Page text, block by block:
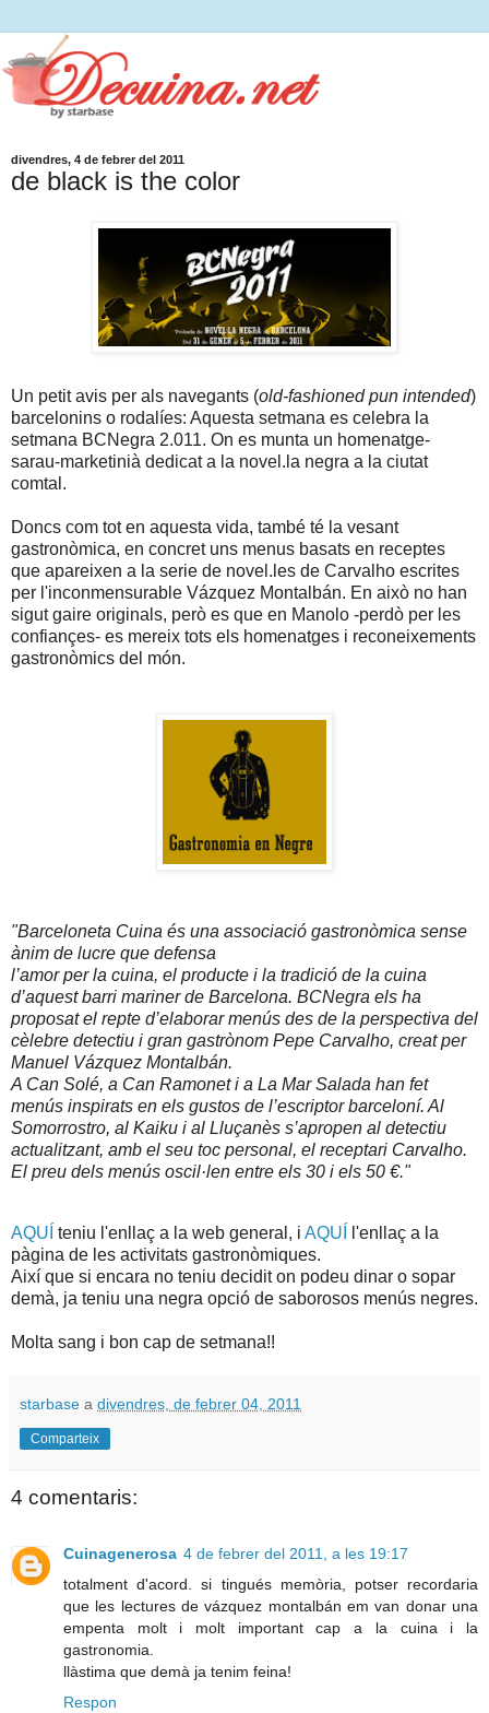
divendres, 4 de febrer del 2011
de black is the color
Un petit avis per als navegants (old-fashioned pun intended)
barcelonins o rodalíes: Aquesta setmana es celebra la
setmana BCNegra 2.011. On es munta un homenatge-
sarau-marketinià dedicat a la novel.la negra a la ciutat
comtal.
Doncs com tot en aquesta vida, també té la vesant
gastronòmica, en concret uns menus basats en receptes
que apareixen a la serie de novel.les de Carvalho escrites
per l'inconmensurable Vázquez Montalbán. En això no han
sigut gaire originals, però es que en Manolo -perdò per les
confiançes- es mereix tots els homenatges i reconeixements
gastronòmics del món.
"Barceloneta Cuina és una associació gastronòmica sense
ànim de lucre que defensa
l’amor per la cuina, el producte i la tradició de la cuina
d’aquest barri mariner de Barcelona. BCNegra els ha
proposat el repte d’elaborar menús des de la perspectiva del
cèlebre detectiu i gran gastrònom Pepe Carvalho, creat per
Manuel Vázquez Montalbán.
A Can Solé, a Can Ramonet i a La Mar Salada han fet
menús inspirats en els gustos de l’escriptor barceloní. Al
Somorrostro, al Kaiku i al Lluçanès s’apropen al detectiu
actualitzant, amb el seu toc personal, el receptari Carvalho.
El preu dels menús oscil·len entre els 30 i els 50 €."
AQUÍ teniu l'enllaç a la web general, i AQUÍ
l'enllaç a la
pàgina de les activitats gastronòmiques.
Així que si encara no teniu decidit on podeu dinar o sopar
demà, ja teniu una negra opció de saborosos menús negres.
Molta sang i bon cap de setmana!!
starbase a divendres, de febrer 04, 2011
Comparteix
4 comentaris:
Cuinagenerosa 4 de febrer del 2011, a les 19:17
totalment d'acord. si tingués memòria, potser recordaria
que les lectures de vázquez montalbán em van donar una
empenta molt i molt important cap a la cuina i la
gastronomia.
llàstima que demà ja tenim feina!
Respon